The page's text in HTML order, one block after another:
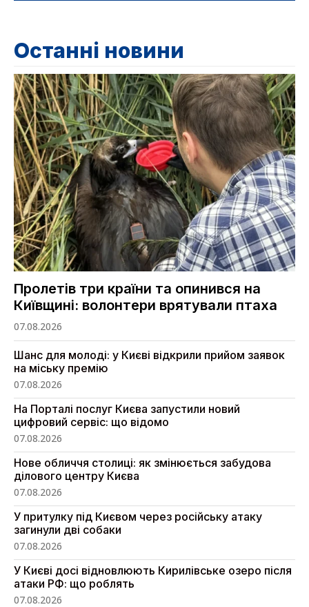
Останні новини
Пролетів три країни та опинився на
Київщині: волонтери врятували птаха
07.08.2026
Шанс для молоді: у Києві відкрили прийом заявок
на міську премію
07.08.2026
На Порталі послуг Києва запустили новий
цифровий сервіс: що відомо
07.08.2026
Нове обличчя столиці: як змінюється забудова
ділового центру Києва
07.08.2026
У притулку під Києвом через російську атаку
загинули дві собаки
07.08.2026
У Києві досі відновлюють Кирилівське озеро після
атаки РФ: що роблять
07.08.2026